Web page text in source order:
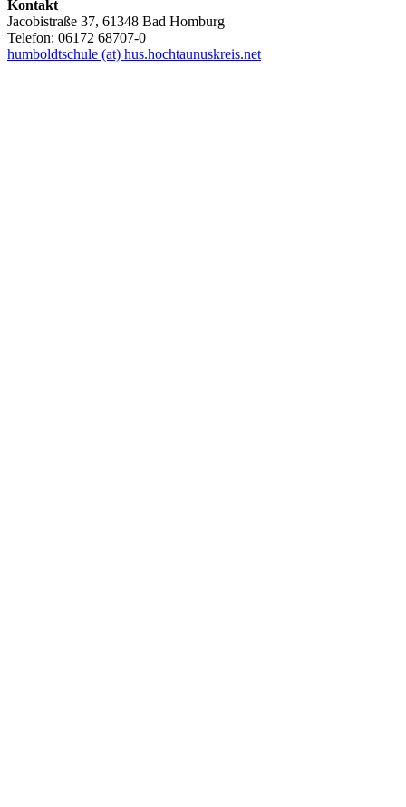
Kontakt
Jacobistraße 37, 61348 Bad Homburg
Telefon: 06172 68707-0
humboldtschule (at) hus.hochtaunuskreis.net